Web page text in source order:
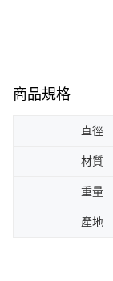
商品規格
直徑
材質
重量
產地